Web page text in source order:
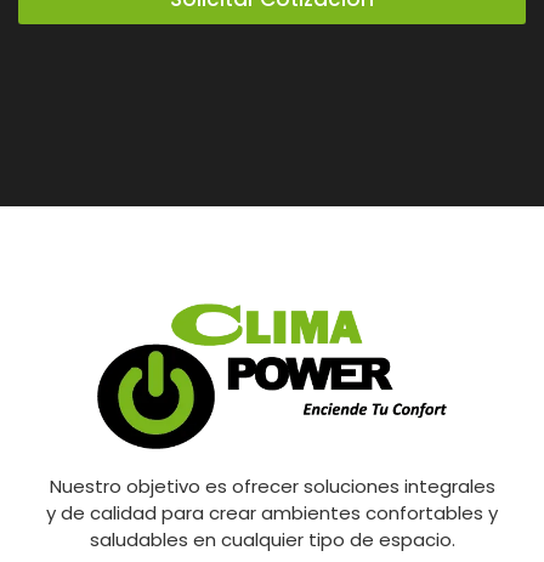
Nuestro objetivo es ofrecer soluciones integrales
y de calidad para crear ambientes confortables y
saludables en cualquier tipo de espacio.